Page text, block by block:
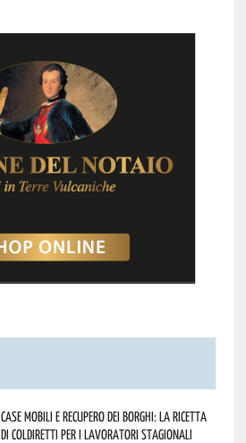
Case mobili e recupero dei borghi: la ricetta
di Coldiretti per i lavoratori stagionali